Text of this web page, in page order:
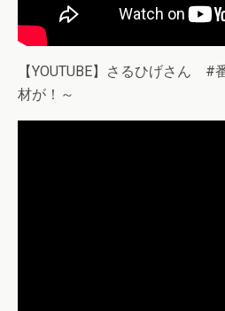
【YOUTUBE】さるひげさん
材が！～